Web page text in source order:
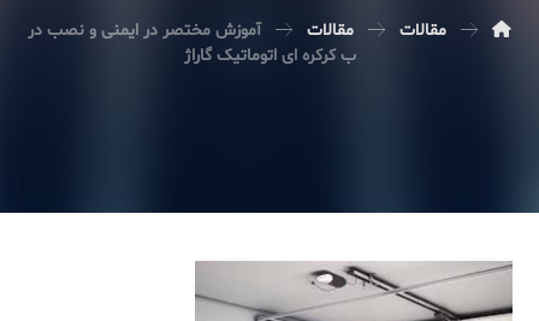
مقالات مقالات
آموزش مختصر در ایمنی و نصب در
ب کرکره ای اتوماتیک گاراژ